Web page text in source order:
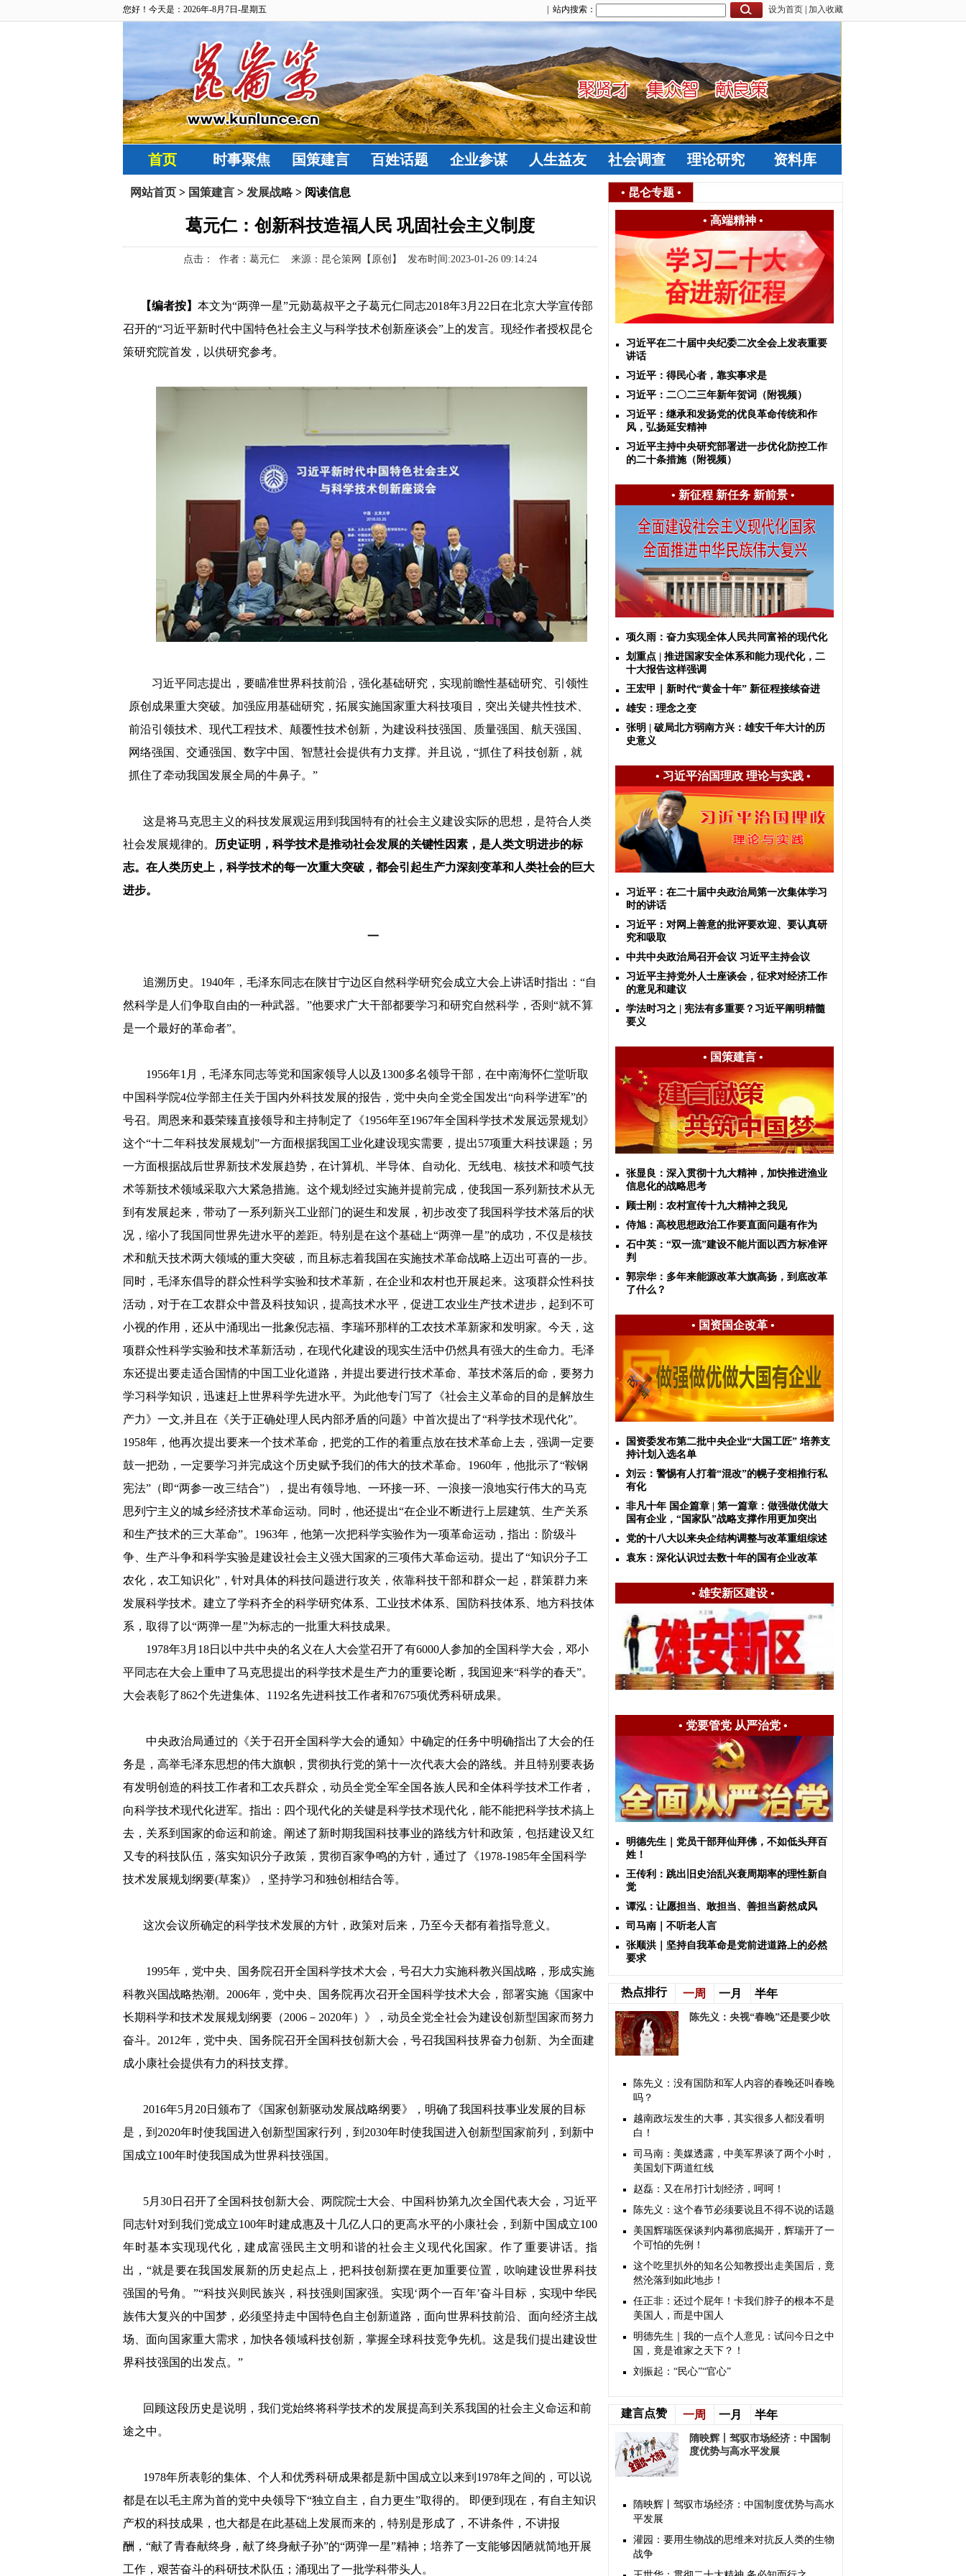
您好！今天是：2026年-8月7日-星期五 设为首页 加入收藏
| 站内搜索：
首页 时事聚焦 国策建言 百姓话题 企业参谋 人生益友 社会调查 理论研究 资料库
网站首页 > 国策建言 > 发展战略> 阅读信息
葛元仁：创新科技造福人民 巩固社会主义制度
点击： 作者：葛元仁 来源：昆仑策网【原创】 发布时间:2023-01-26 09:14:24
【编者按】 本文为“两弹一星”元勋葛叔平之子葛元仁同志2018年3月22日在北京大学宣传部
召开的“习近平新时代中国特色社会主义与科学技术创新座谈会”上的发言。现经作者授权昆仑
策研究院首发，以供研究参考。
习近平同志提出，要瞄准世界科技前沿，强化基础研究，实现前瞻性基础研究、引领性
原创成果重大突破。加强应用基础研究，拓展实施国家重大科技项目，突出关键共性技术、
前沿引领技术、现代工程技术、颠覆性技术创新，为建设科技强国、质量强国、航天强国、
网络强国、交通强国、数字中国、智慧社会提供有力支撑。并且说， “抓住了科技创新，就
抓住了牵动我国发展全局的牛鼻子。 ”
这是将马克思主义的科技发展观运用到我国特有的社会主义建设实际的思想，是符合人类
社会发展规律的。
历史证明，科学技术是推动社会发展的关键性因素，是人类文明进步的标
志。在人类历史上，科学技术的每一次重大突破，都会引起生产力深刻变革和人类社会的巨大
进步。
一
追溯历史。 1940年，毛泽东同志在陕甘宁边区自然科学研究会成立大会上讲话时指出：“自
然科学是人们争取自由的一种武器。”他要求广大干部都要学习和研究自然科学，否则“就不算
是一个最好的革命者”。
1956年1月，毛泽东同志等党和国家领导人以及1300多名领导干部，在中南海怀仁堂听取
中国科学院4位学部主任关于国内外科技发展的报告，党中央向全党全国发出“向科学进军”的
号召。周恩来和聂荣臻直接领导和主持制定了《1956年至1967年全国科学技术发展远景规划》
这个“十二年科技发展规划”一方面根据我国工业化建设现实需要，提出57项重大科技课题；另
一方面根据战后世界新技术发展趋势，在计算机、半导体、自动化、无线电、核技术和喷气技
术等新技术领域采取六大紧急措施。这个规划经过实施并提前完成，使我国一系列新技术从无
到有发展起来，带动了一系列新兴工业部门的诞生和发展，初步改变了我国科学技术落后的状
况，缩小了我国同世界先进水平的差距。特别是在这个基础上“两弹一星”的成功，不仅是核技
术和航天技术两大领域的重大突破，而且标志着我国在实施技术革命战略上迈出可喜的一步。
同时，毛泽东倡导的群众性科学实验和技术革新，在企业和农村也开展起来。这项群众性科技
活动，对于在工农群众中普及科技知识，提高技术水平，促进工农业生产技术进步，起到不可
小视的作用，还从中涌现出一批象倪志福、李瑞环那样的工农技术革新家和发明家。今天，这
项群众性科学实验和技术革新活动，在现代化建设的现实生活中仍然具有强大的生命力。毛泽
东还提出要走适合国情的中国工业化道路，并提出要进行技术革命、革技术落后的命，要努力
学习科学知识，迅速赶上世界科学先进水平。为此他专门写了《社会主义革命的目的是解放生
产力》一文,并且在《关于正确处理人民内部矛盾的问题》中首次提出了“科学技术现代化”。
1958年，他再次提出要来一个技术革命，把党的工作的着重点放在技术革命上去，强调一定要
鼓一把劲，一定要学习并完成这个历史赋予我们的伟大的技术革命。1960年，他批示了“鞍钢
宪法”（即“两参一改三结合”），提出有领导地、一环接一环、一浪接一浪地实行伟大的马克
思列宁主义的城乡经济技术革命运动。同时，他还提出“在企业不断进行上层建筑、生产关系
和生产技术的三大革命”。1963年，他第一次把科学实验作为一项革命运动，指出：阶级斗
争、生产斗争和科学实验是建设社会主义强大国家的三项伟大革命运动。提出了“知识分子工
农化，农工知识化”，针对具体的科技问题进行攻关，依靠科技干部和群众一起，群策群力来
发展科学技术。建立了学科齐全的科学研究体系、工业技术体系、国防科技体系、地方科技体
系，取得了以“两弹一星”为标志的一批重大科技成果。
1978年3月18日以中共中央的名义在人大会堂召开了有6000人参加的全国科学大会，邓小
平同志在大会上重申了马克思提出的科学技术是生产力的重要论断，我国迎来“科学的春天”。
大会表彰了862个先进集体、1192名先进科技工作者和7675项优秀科研成果。
中央政治局通过的《关于召开全国科学大会的通知》中确定的任务中明确指出了大会的任
务是，高举毛泽东思想的伟大旗帜，贯彻执行党的第十一次代表大会的路线。并且特别要表扬
有发明创造的科技工作者和工农兵群众，动员全党全军全国各族人民和全体科学技术工作者，
向科学技术现代化进军。指出：四个现代化的关键是科学技术现代化，能不能把科学技术搞上
去，关系到国家的命运和前途。阐述了新时期我国科技事业的路线方针和政策，包括建设又红
又专的科技队伍，落实知识分子政策，贯彻百家争鸣的方针，通过了《1978-1985年全国科学
技术发展规划纲要(草案)》，坚持学习和独创相结合等。
这次会议所确定的科学技术发展的方针，政策对后来，乃至今天都有着指导意义。
1995年，党中央、国务院召开全国科学技术大会，号召大力实施科教兴国战略，形成实施
科教兴国战略热潮。2006年，党中央、国务院再次召开全国科学技术大会，部署实施《国家中
长期科学和技术发展规划纲要（2006－2020年）》，动员全党全社会为建设创新型国家而努力
奋斗。2012年，党中央、国务院召开全国科技创新大会，号召我国科技界奋力创新、为全面建
成小康社会提供有力的科技支撑。
2016年5月20日颁布了《国家创新驱动发展战略纲要》，明确了我国科技事业发展的目标
是， 到 2020年时使我国进入创新型国家行列，到2030年时使我国进入创新型国家前列，到新中
国成立100年时使我国成为世界科技强国。
5月30日召开了全国科技创新大会、两院院士大会、中国科协第九次全国代表大会，习近平
同志针对到我们党成立100年时建成惠及十几亿人口的更高水平的小康社会，到新中国成立100
年时基本实现现代化，建成富强民主文明和谐的社会主义现代化国家。作了重要讲话。指
出，“就是要在我国发展新的历史起点上，把科技创新摆在更加重要位置 ，吹响建设世界科技
强国的号角。 ”“科技兴则民族兴，科技强则国家强。实现‘两个一百年’奋斗目标，实现中华民
族伟大复兴的中国梦，必须坚持走中国特色自主创新道路，面向世界科技前沿、面向经济主战
场、面向国家重大需求，加快各领域科技创新，掌握全球科技竞争先机。这是我们提出建设世
界科技强国的出发点。”
回顾这段历史是说明，我们党始终将科学技术的发展提高到关系我国的社会主义命运和前
途之中。
1978年所表彰的集体、个人和优秀科研成果都是新中国成立以来到1978年之间的，可以说
都是在以毛主席为首的党中央领导下“独立自主，自力更生”取得的。 即便到现在，有自主知识
产权的科技成果，也大都是在此基础上发展而来的，特别是形成了，不讲条件，不讲报
酬，“献了青春献终身，献了终身献子孙”的“两弹一星”精神；培养了一支能够因陋就简地开展
工作，艰苦奋斗的科研技术队伍；涌现出了一批学科带头人。
• 昆仑专题 •
• 高端精神•
习近平在二十届中央纪委二次全会上发表重要
讲话
习近平：得民心者，靠实事求是
习近平：二〇二三年新年贺词（附视频）
习近平：继承和发扬党的优良革命传统和作
风，弘扬延安精神
习近平主持中央研究部署进一步优化防控工作
的二十条措施（附视频）
• 新征程 新任务 新前景•
项久雨：奋力实现全体人民共同富裕的现代化
划重点 | 推进国家安全体系和能力现代化，二
十大报告这样强调
王宏甲｜新时代“黄金十年” 新征程接续奋进
雄安：理念之变
张明 | 破局北方弱南方兴：雄安千年大计的历
史意义
• 习近平治国理政 理论与实践•
习近平：在二十届中央政治局第一次集体学习
时的讲话
习近平：对网上善意的批评要欢迎、要认真研
究和吸取
中共中央政治局召开会议 习近平主持会议
习近平主持党外人士座谈会，征求对经济工作
的意见和建议
学法时习之 | 宪法有多重要？习近平阐明精髓
要义
• 国策建言•
张显良：深入贯彻十九大精神，加快推进渔业
信息化的战略思考
顾士刚：农村宣传十九大精神之我见
侍旭：高校思想政治工作要直面问题有作为
石中英：“双一流”建设不能片面以西方标准评
判
郭宗华：多年来能源改革大旗高扬，到底改革
了什么？
• 国资国企改革•
国资委发布第二批中央企业“大国工匠” 培养支
持计划入选名单
刘云：警惕有人打着“混改”的幌子变相推行私
有化
非凡十年 国企篇章 | 第一篇章：做强做优做大
国有企业，“国家队”战略支撑作用更加突出
党的十八大以来央企结构调整与改革重组综述
袁东：深化认识​过去数十年的国有企业改革
• 雄安新区建设•
• 党要管党 从严治党•
明德先生｜党员干部拜仙拜佛，不如低头拜百
姓！
王传利：跳出旧史治乱兴衰周期率的理性新自
觉
谭泓：让愿担当、敢担当、善担当蔚然成风
司马南｜不听老人言
张顺洪｜坚持自我革命是党前进道路上的必然
要求
热点排行 一周 一月 半年
陈先义：央视“春晚”还是要少吹
陈先义：没有国防和军人内容的春晚还叫春晚
吗？
越南政坛发生的大事，其实很多人都没看明
白！
司马南：美媒透露，中美军界谈了两个小时，
美国划下两道红线
赵磊：又在吊打计划经济，呵呵！
陈先义：这个春节必须要说且不得不说的话题
美国辉瑞医保谈判内幕彻底揭开，辉瑞开了一
个可怕的先例！
这个吃里扒外的知名公知教授出走美国后，竟
然沦落到如此地步！
任正非：还过个屁年！卡我们脖子的根本不是
美国人，而是中国人
明德先生｜我的一点个人意见：试问今日之中
国，竟是谁家之天下？！
刘振起：“民心”“官心”
建言点赞 一周 一月 半年
隋映辉丨驾驭市场经济：中国制
度优势与高水平发展
隋映辉丨驾驭市场经济：中国制度优势与高水
平发展
灌园：要用生物战的思维来对抗反人类的生物
战争